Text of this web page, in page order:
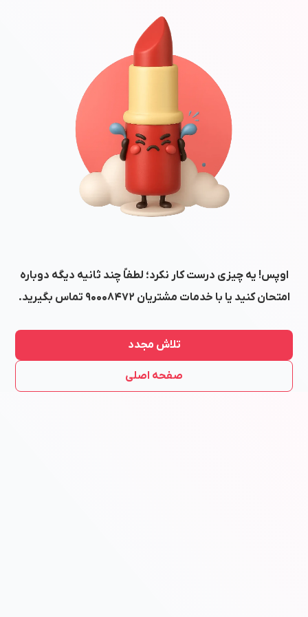
اوپس! یه چیزی درست کار نکرد؛ لطفاً چند ثانیه دیگه دوباره
امتحان کنید یا با خدمات مشتریان ۹۰۰۰۸۴۷۲ تماس بگیرید.
تلاش مجدد
صفحه اصلی